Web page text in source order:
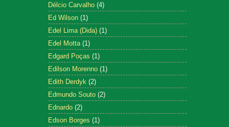
Délcio Carvalho (4)
Ed Wilson (1)
Edel Lima (Dida) (1)
Edel Motta (1)
Edgard Poças (1)
Edilson Morenno (1)
Edith Derdyk (2)
Edmundo Souto (2)
Ednardo (2)
Edson Borges (1)